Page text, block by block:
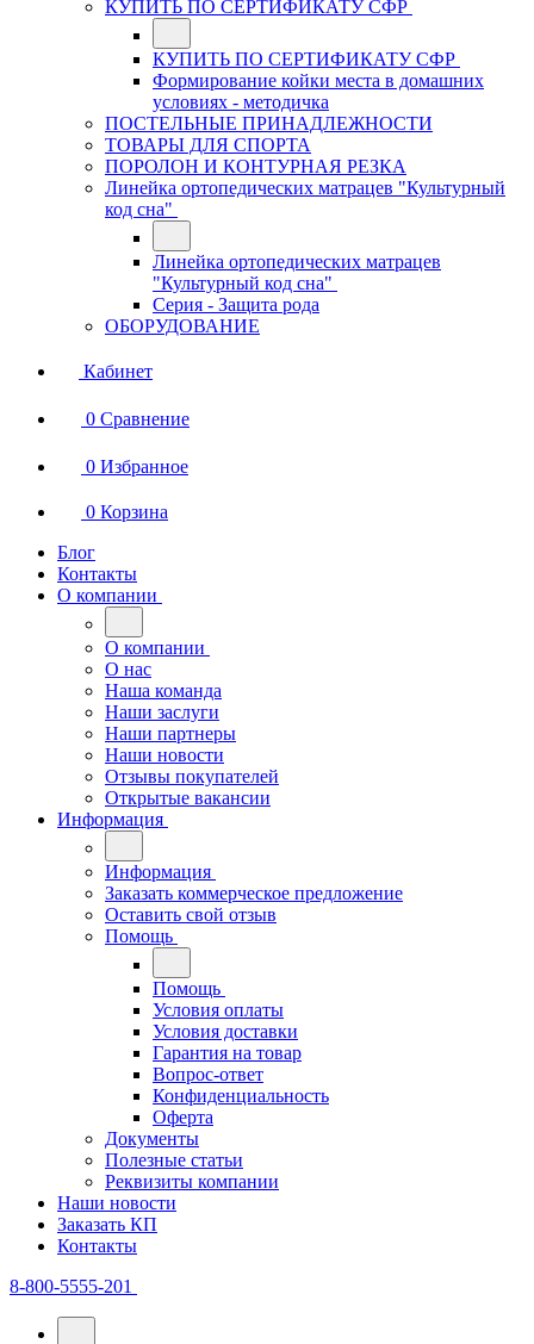
КУПИТЬ ПО СЕРТИФИКАТУ СФР
КУПИТЬ ПО СЕРТИФИКАТУ СФР
Формирование койки места в домашних
условиях - методичка
ПОСТЕЛЬНЫЕ ПРИНАДЛЕЖНОСТИ
ТОВАРЫ ДЛЯ СПОРТА
ПОРОЛОН И КОНТУРНАЯ РЕЗКА
Линейка ортопедических матрацев "Культурный
код сна"
Линейка ортопедических матрацев
"Культурный код сна"
Серия - Защита рода
ОБОРУДОВАНИЕ
Кабинет
0 Сравнение
0 Избранное
0 Корзина
Блог
Контакты
О компании
О компании
О нас
Наша команда
Наши заслуги
Наши партнеры
Наши новости
Отзывы покупателей
Открытые вакансии
Информация
Информация
Заказать коммерческое предложение
Оставить свой отзыв
Помощь
Помощь
Условия оплаты
Условия доставки
Гарантия на товар
Вопрос-ответ
Конфиденциальность
Оферта
Документы
Полезные статьи
Реквизиты компании
Наши новости
Заказать КП
Контакты
8-800-5555-201